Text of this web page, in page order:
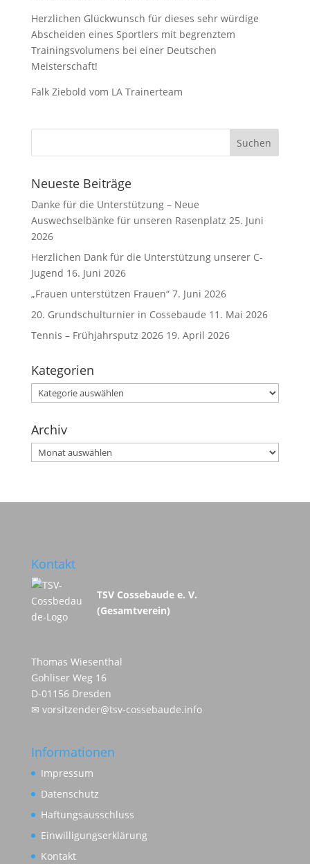
Herzlichen Glückwunsch für dieses sehr würdige
Abscheiden eines Sportlers mit begrenztem
Trainingsvolumens bei einer Deutschen
Meisterschaft!
Falk Ziebold vom LA Trainerteam
Neueste Beiträge
Danke für die Unterstützung – Neue
Auswechselbänke für unseren Rasenplatz 25. Juni
2026
Herzlichen Dank für die Unterstützung unserer C-
Jugend 16. Juni 2026
„Frauen unterstützen Frauen“ 7. Juni 2026
20. Grundschulturnier in Cossebaude 11. Mai 2026
Tennis – Frühjahrsputz 2026 19. April 2026
Kategorien
Kategorien
Archiv
Archiv
Kontakt
TSV Cossebaude e. V.
(Gesamtverein)
Thomas Wiesenthal
Gohliser Weg 16
D-01156 Dresden
✉ vorsitzender@tsv-cossebaude.info
Informationen
Impressum
Datenschutz
Haftungsausschluss
Einwilligungserklärung
Kontakt